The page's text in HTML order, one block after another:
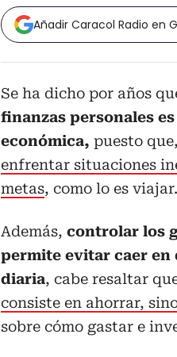
Añadir Caracol Radio en
Se ha dicho por años
finanzas personales
económica, puesto que,
enfrentar situaciones
metas, como lo es viajar.
Además, controlar los
permite evitar caer en
diaria, cabe resaltar
consiste en ahorrar,
sobre cómo gastar e